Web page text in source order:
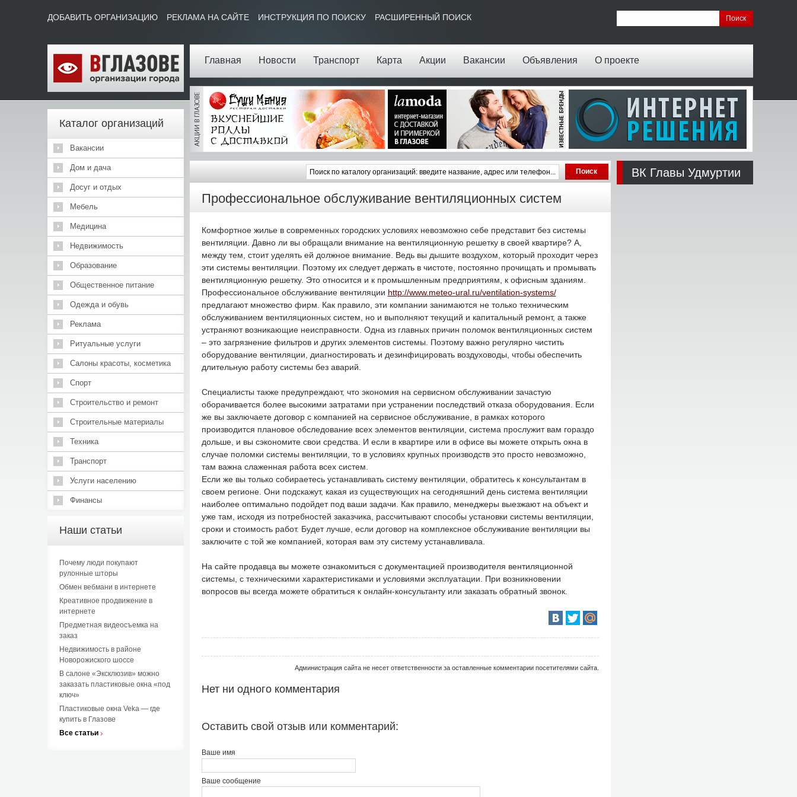
Главная Новости Транспорт Карта Акции Вакансии Объявления О проекте
ДОБАВИТЬ ОРГАНИЗАЦИЮ РЕКЛАМА НА САЙТЕ ИНСТРУКЦИЯ ПО ПОИСКУ РАСШИРЕННЫЙ ПОИСК
Каталог организаций
Вакансии
Дом и дача
Досуг и отдых
Мебель
Медицина
Недвижимость
Образование
Общественное питание
Одежда и обувь
Реклама
Ритуальные услуги
Салоны красоты, косметика
Спорт
Строительство и ремонт
Строительные материалы
Техника
Транспорт
Услуги населению
Финансы
Наши статьи
Почему люди покупают
рулонные шторы
Обмен вебмани в интернете
Креативное продвижение в
интернете
Предметная видеосъемка на
заказ
Недвижимость в районе
Новорожиского шоссе
В салоне «Эксклюзив» можно
заказать пластиковые окна «под
ключ»
Пластиковые окна Veka — где
купить в Глазове
Все статьи
Профессиональное обслуживание вентиляционных систем
Комфортное жилье в современных городских условиях невозможно себе представит без системы
вентиляции. Давно ли вы обращали внимание на вентиляционную решетку в своей квартире? А,
между тем, стоит уделять ей должное внимание. Ведь вы дышите воздухом, который проходит через
эти системы вентиляции. Поэтому их следует держать в чистоте, постоянно прочищать и промывать
вентиляционную решетку. Это относится и к промышленным предприятиям, к офисным зданиям.
Профессиональное обслуживание вентиляции http://www.meteo-ural.ru/ventilation-systems/
предлагают множество фирм. Как правило, эти компании занимаются не только техническим
обслуживанием вентиляционных систем, но и выполняют текущий и капитальный ремонт, а также
устраняют возникающие неисправности. Одна из главных причин поломок вентиляционных систем
– это загрязнение фильтров и других элементов системы. Поэтому важно регулярно чистить
оборудование вентиляции, диагностировать и дезинфицировать воздуховоды, чтобы обеспечить
длительную работу системы без аварий.
Специалисты также предупреждают, что экономия на сервисном обслуживании зачастую
оборачивается более высокими затратами при устранении последствий отказа оборудования. Если
же вы заключаете договор с компанией на сервисное обслуживание, в рамках которого
производится плановое обследование всех элементов вентиляции, система прослужит вам гораздо
дольше, и вы сэкономите свои средства. И если в квартире или в офисе вы можете открыть окна в
случае поломки системы вентиляции, то в условиях крупных производств это просто невозможно,
там важна слаженная работа всех систем.
Если же вы только собираетесь устанавливать систему вентиляции, обратитесь к консультантам в
своем регионе. Они подскажут, какая из существующих на сегодняшний день система вентиляции
наиболее оптимально подойдет под ваши задачи. Как правило, менеджеры выезжают на объект и
уже там, исходя из потребностей заказчика, рассчитывают способы установки системы вентиляции,
сроки и стоимость работ. Будет лучше, если договор на комплексное обслуживание вентиляции вы
заключите с той же компанией, которая вам эту систему устанавливала.
На сайте продавца вы можете ознакомиться с документацией производителя вентиляционной
системы, с техническими характеристиками и условиями эксплуатации. При возникновении
вопросов вы всегда можете обратиться к онлайн-консультанту или заказать обратный звонок.
Администрация сайта не несет ответственности за оставленные комментарии посетителями сайта.
Нет ни одного комментария
Оставить свой отзыв или комментарий:
Ваше имя
Ваше сообщение
ВК Главы Удмуртии